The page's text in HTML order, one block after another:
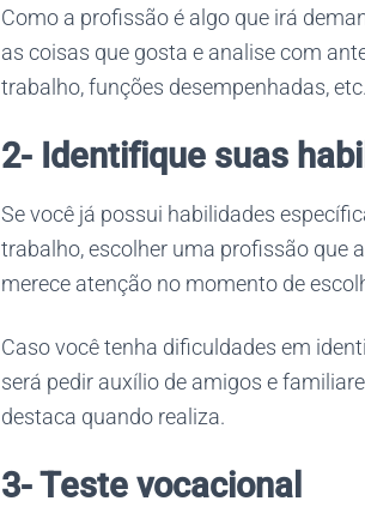
Como a profissão é algo que irá
as coisas que gosta e analise com
trabalho, funções desempenhadas, etc.
2- Identifique suas
Se você já possui habilidades
trabalho, escolher uma profissão que
merece atenção no momento de
Caso você tenha dificuldades em
será pedir auxílio de amigos e
destaca quando realiza.
3- Teste vocacional